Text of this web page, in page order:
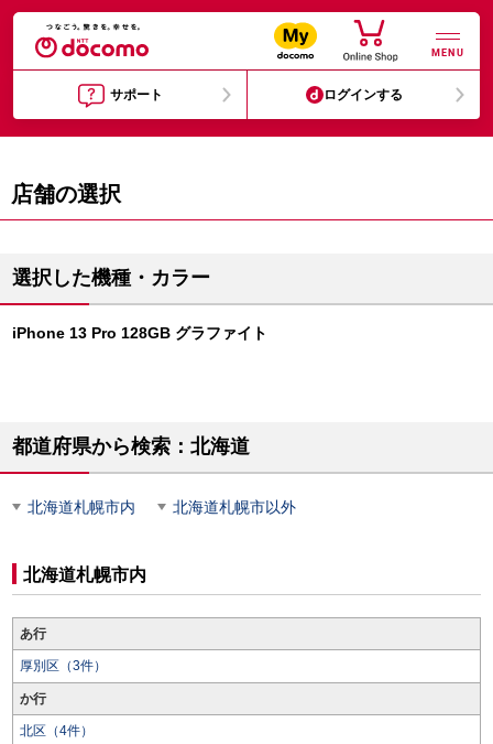
MENU
サポート ログインする
店舗の選択
選択した機種・カラー
iPhone 13 Pro 128GB グラファイト
都道府県から検索：北海道
北海道札幌市内 北海道札幌市以外
北海道札幌市内
あ行
厚別区（3件）
か行
北区（4件）